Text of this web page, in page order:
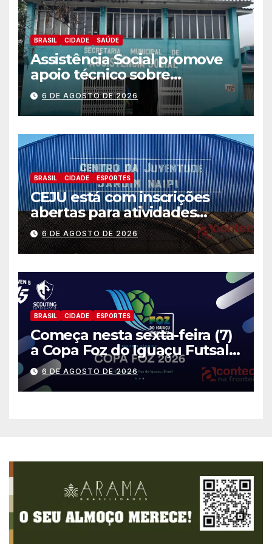
BRASIL CIDADE SAÚDE
Assistência Social promove
apoio técnico sobre
preparação e resposta a
situações de emergência e
calamidade pública
6 DE AGOSTO DE 2026
BRASIL CIDADE ESPORTES
CEJU está com inscrições
abertas para atividades
gratuitas
6 DE AGOSTO DE 2026
BRASIL CIDADE ESPORTES
Começa nesta sexta-feira (7)
a Copa Foz do Iguaçu Futsal
2026 com equipes de quatro
países
6 DE AGOSTO DE 2026